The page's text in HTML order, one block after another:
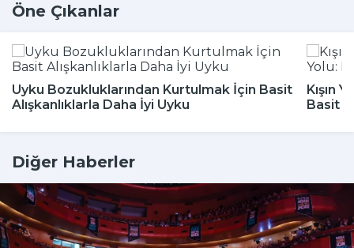
Öne Çıkanlar
Uyku Bozukluklarından Kurtulmak İçin Basit
Alışkanlıklarla Daha İyi Uyku
Kışın
Basit
Diğer Haberler